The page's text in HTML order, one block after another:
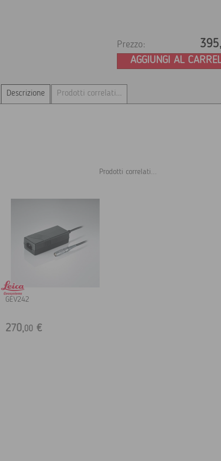
Prezzo:
AGGIUNGI AL
Descrizione Prodotti correlati...
Prodotti correlati...
GEV242
270,00 €